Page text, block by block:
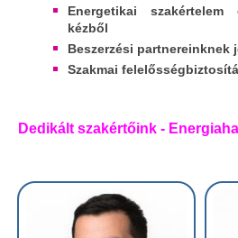
Energetikai
kézből
Beszerzési partnereinknek
Szakmai
Dedikált szakértőink -